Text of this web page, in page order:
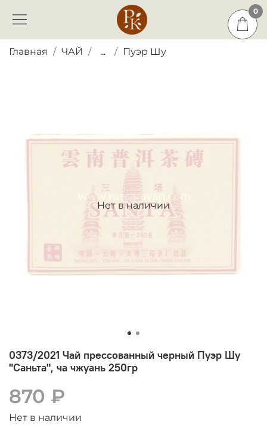
0
Главная ЧАЙ ... Пуэр Шу
Нет в наличии
0373/2021 Чай прессованный черный Пуэр Шу
"Саньта", ча чжуань 250гр
870 ₽
Нет в наличии
0